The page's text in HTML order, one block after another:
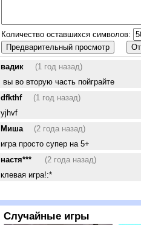
Количество оставшихся символов:
вадик
(1 год назад)
вы во вторую часть пойграйте
dfkthf
(1 год назад)
yjhvf
Миша
(2 года назад)
игра просто супер на 5+
настя***
(2 года назад)
клевая игра!:*
Случайные игры